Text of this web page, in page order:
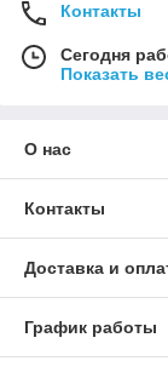
Контакты
Сегодня
Показать
О нас
Контакты
Доставка и
График работы